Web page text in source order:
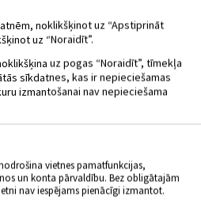
Zasas bibliotēka
gleznu izstāde “Ziedēt kā
apskatāmi brīvmākslinieces
darbi.
un vienkārši skaists.
caur krāsu tu izliec uz audekla
Mazais ceļojums autores gleznu
mazliet kļūs maigāks,
bibliotēkā būs skatāma līdz
noklikšķinot uz “Apstiprināt
uz “Noraidīt”.
uz pogas “Noraidīt”, tīmekļa
sīkdatnes, kas ir nepieciešamas
izmantošanai nav nepieciešama
vietnes pamatfunkcijas,
un konta pārvaldību. Bez obligātajām
nav iespējams pienācīgi izmantot.